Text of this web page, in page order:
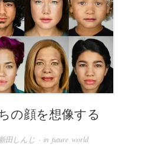
の顔を想像する
田しんじ · in future world